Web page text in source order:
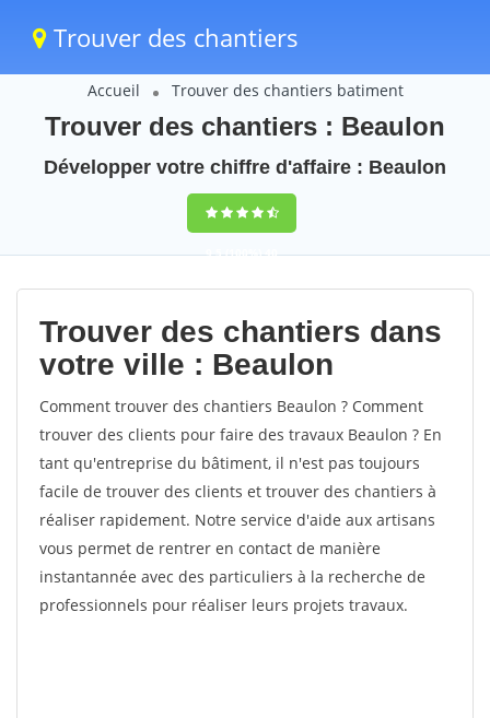
Trouver des chantiers
Accueil Trouver des chantiers batiment
Trouver des chantiers : Beaulon
Développer votre chiffre d'affaire : Beaulon
9,5(100%)40
votes
Trouver des chantiers dans
votre ville : Beaulon
Comment trouver des chantiers Beaulon ? Comment
trouver des clients pour faire des travaux Beaulon ? En
tant qu'entreprise du bâtiment, il n'est pas toujours
facile de trouver des clients et trouver des chantiers à
réaliser rapidement. Notre service d'aide aux artisans
vous permet de rentrer en contact de manière
instantannée avec des particuliers à la recherche de
professionnels pour réaliser leurs projets travaux.